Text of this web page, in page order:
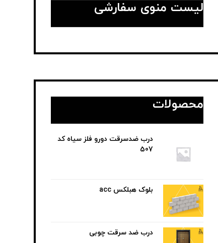
لیست منوی سفارشی
محصولات
درب ضدسرقت دورو فلز سیاه کد
507
بلوک هبلکس acc
درب ضد سرقت چوبی